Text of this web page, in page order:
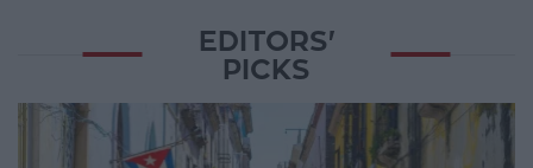
EDITORS'
PICKS